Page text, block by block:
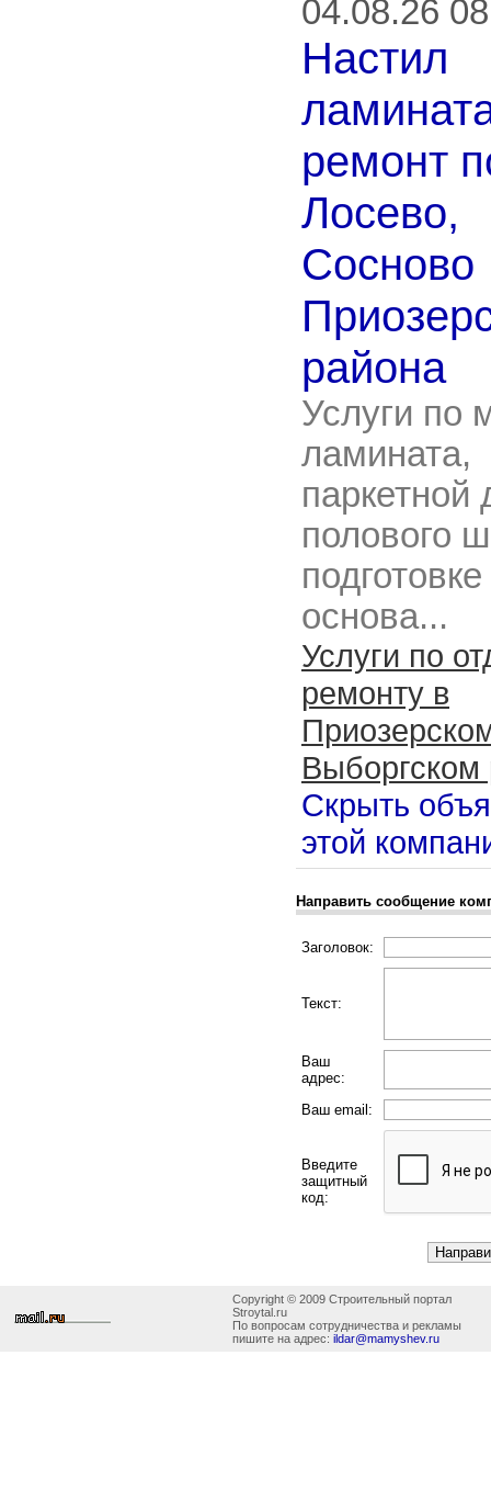
04.08.26
Настил
ремонт
Лосево,
Сосново
района
Услуги по
ламината,
паркетной
полового
подготовке
основа...
Услуги по
ремонту в
Выборгском
Скрыть
этой
Направить сообщение
Заголовок:
Текст:
Ваш
адрес:
Ваш email:
Введите
защитный
код:
Copyright © 2009 Строительный портал
Stroytal.ru
По вопросам сотрудничества и рекламы
пишите на адрес: ildar@mamyshev.ru